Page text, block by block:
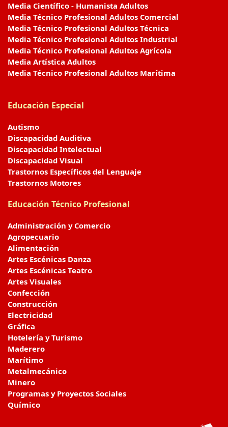
Media Científico - Humanista Adultos
Media Técnico Profesional Adultos Comercial
Media Técnico Profesional Adultos Técnica
Media Técnico Profesional Adultos Industrial
Media Técnico Profesional Adultos Agrícola
Media Artística Adultos
Media Técnico Profesional Adultos Marítima
Educación Especial
Autismo
Discapacidad Auditiva
Discapacidad Intelectual
Discapacidad Visual
Trastornos Específicos del Lenguaje
Trastornos Motores
Educación Técnico Profesional
Administración y Comercio
Agropecuario
Alimentación
Artes Escénicas Danza
Artes Escénicas Teatro
Artes Visuales
Confección
Construcción
Electricidad
Gráfica
Hotelería y Turismo
Maderero
Marítimo
Metalmecánico
Minero
Programas y Proyectos Sociales
Químico